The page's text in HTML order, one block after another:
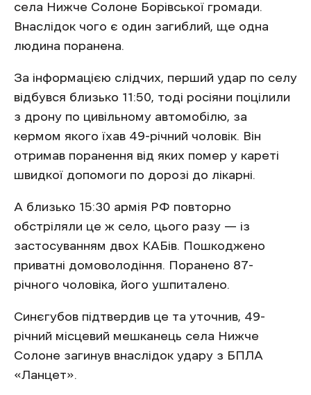
села Нижче Солоне Борівської громади.
Внаслідок чого є один загиблий, ще одна
людина поранена.
За інформацією слідчих, перший удар по селу
відбувся близько 11:50, тоді росіяни поцілили
з дрону по цивільному автомобілю, за
кермом якого їхав 49-річний чоловік. Він
отримав поранення від яких помер у кареті
швидкої допомоги по дорозі до лікарні.
А близько 15:30 армія РФ повторно
обстріляли це ж село, цього разу — із
застосуванням двох КАБів. Пошкоджено
приватні домоволодіння. Поранено 87-
річного чоловіка, його ушпиталено.
Синєгубов підтвердив це та уточнив, 49-
річний місцевий мешканець села Нижче
Солоне загинув внаслідок удару з БПЛА
«Ланцет».